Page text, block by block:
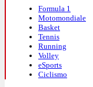
Formula 1
Motomondiale
Basket
Tennis
Running
Volley
eSports
Ciclismo